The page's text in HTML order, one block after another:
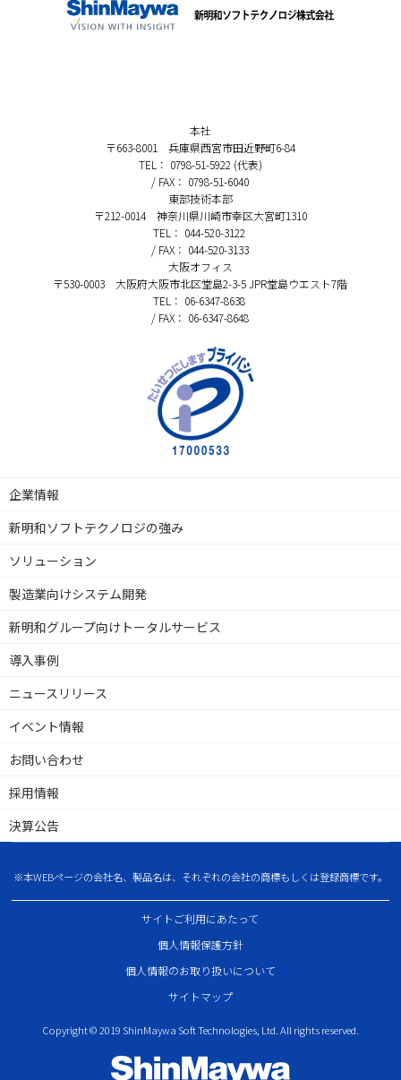
本社
〒663-8001 兵庫県西宮市田近野町6-84
TEL： 0798-51-5922 (代表)
/ FAX： 0798-51-6040
東部技術本部
〒212-0014 神奈川県川崎市幸区大宮町1310
TEL： 044-520-3122
/ FAX： 044-520-3133
大阪オフィス
〒530-0003 大阪府大阪市北区堂島2-3-5 JPR堂島ウエスト7階
TEL： 06-6347-8638
/ FAX： 06-6347-8648
企業情報
新明和ソフトテクノロジの強み
ソリューション
製造業向けシステム開発
新明和グループ向けトータルサービス
導入事例
ニュースリリース
イベント情報
お問い合わせ
採用情報
決算公告
※本WEBページの会社名、製品名は、それぞれの会社の商標もしくは登録商標です。
サイトご利用にあたって
個人情報保護方針
個人情報のお取り扱いについて
サイトマップ
Copyright © 2019 ShinMaywa Soft Technologies, Ltd. All rights reserved.